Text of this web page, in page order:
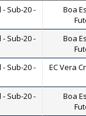
Sub-20 -
Boa
Sub-20 -
Boa
Sub-20 -
EC Vera
Sub-20 -
Boa